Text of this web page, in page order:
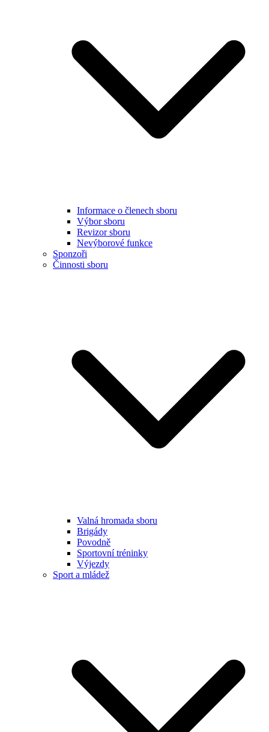
Informace o členech sboru
Výbor sboru
Revizor sboru
Nevýborové funkce
Sponzoři
Činnosti sboru
Valná hromada sboru
Brigády
Povodně
Sportovní tréninky
Výjezdy
Sport a mládež